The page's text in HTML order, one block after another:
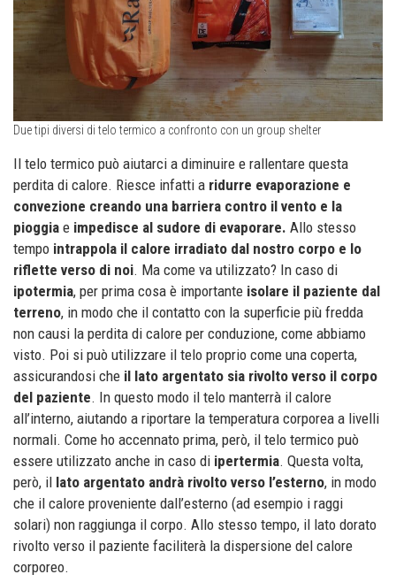
Due tipi diversi di telo termico a confronto con un group shelter
Il telo termico può aiutarci a diminuire e rallentare questa
perdita di calore. Riesce infatti a ridurre evaporazione e
convezione creando una barriera contro il vento e la
pioggia e impedisce al sudore di evaporare. Allo stesso
tempo intrappola il calore irradiato dal nostro corpo e lo
riflette verso di noi. Ma come va utilizzato? In caso di
ipotermia, per prima cosa è importante isolare il paziente dal
terreno, in modo che il contatto con la superficie più fredda
non causi la perdita di calore per conduzione, come abbiamo
visto. Poi si può utilizzare il telo proprio come una coperta,
assicurandosi che il lato argentato sia rivolto verso il corpo
del paziente. In questo modo il telo manterrà il calore
all’interno, aiutando a riportare la temperatura corporea a livelli
normali. Come ho accennato prima, però, il telo termico può
essere utilizzato anche in caso di ipertermia. Questa volta,
però, il lato argentato andrà rivolto verso l’esterno, in modo
che il calore proveniente dall’esterno (ad esempio i raggi
solari) non raggiunga il corpo. Allo stesso tempo, il lato dorato
rivolto verso il paziente faciliterà la dispersione del calore
corporeo.